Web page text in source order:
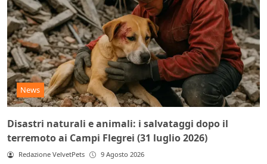
News
Disastri naturali e animali: i salvataggi dopo il
terremoto ai Campi Flegrei (31 luglio 2026)
Redazione VelvetPets 9 Agosto 2026